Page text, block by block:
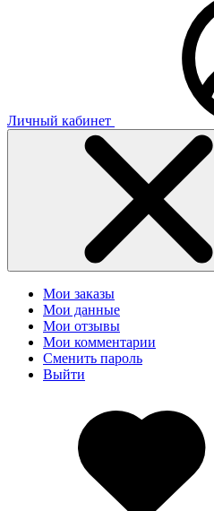
Личный кабинет
Мои заказы
Мои данные
Мои отзывы
Мои комментарии
Сменить пароль
Выйти